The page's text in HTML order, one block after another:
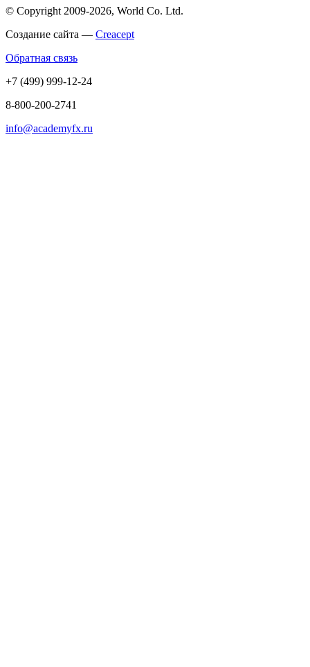
© Copyright 2009-2026, World Co. Ltd.
Создание сайта — Creacept
Обратная связь
+7 (499) 999-12-24
8-800-200-2741
info@academyfx.ru